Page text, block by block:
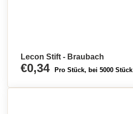
Lecon Stift - Braubach
€0,34 Pro Stück, bei 5000 Stück